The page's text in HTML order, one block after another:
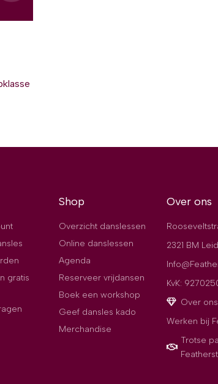
gratis
Shop
Overzicht danslessen
Online danslessen
Agenda
Reserveer vrijdansen
Boek een workshop
Geef dansles kado
Merchandise
Over ons
2321 BM
KvK:
Over ons
Werken bij
Trotse